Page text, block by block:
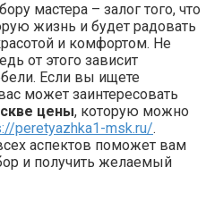
мастера – залог того, что
жизнь и будет радовать
и комфортом. Не
от этого зависит
Если вы ищете
может заинтересовать
цены, которую можно
peretyazhka1-msk.ru/.
аспектов поможет вам
и получить желаемый